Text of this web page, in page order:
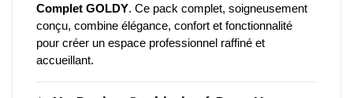
Complet GOLDY. Ce pack complet, soigneusement
conçu, combine élégance, confort et fonctionnalité
pour créer un espace professionnel raffiné et
accueillant.